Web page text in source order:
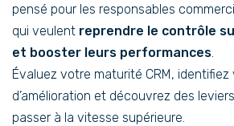
pensé pour les responsables
qui veulent reprendre le contrôle
et booster leurs performances.
Évaluez votre maturité CRM, identifiez
d’amélioration et découvrez des
passer à la vitesse supérieure.